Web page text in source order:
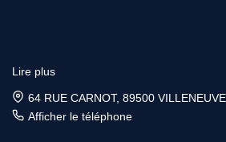
Lire plus
64 RUE CARNOT, 89500
Afficher le téléphone